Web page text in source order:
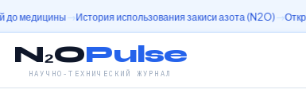
История использования закиси азота (N2O) Открытие оксида
N₂OPulse
НАУЧНО-ТЕХНИЧЕСКИЙ ЖУРНАЛ